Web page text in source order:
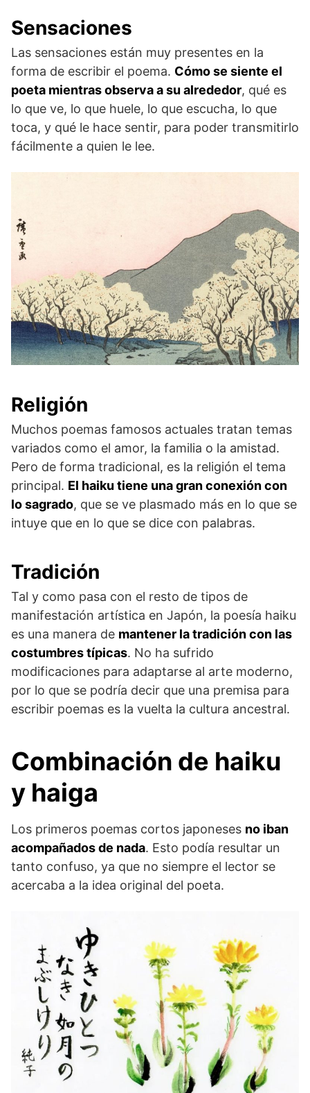
Sensaciones
Las sensaciones están muy presentes en la
forma de escribir el poema. Cómo se siente el
poeta mientras observa a su alrededor, qué es
lo que ve, lo que huele, lo que escucha, lo que
toca, y qué le hace sentir, para poder transmitirlo
fácilmente a quien le lee.
Religión
Muchos poemas famosos actuales tratan temas
variados como el amor, la familia o la amistad.
Pero de forma tradicional, es la religión el tema
principal. El haiku tiene una gran conexión con
lo sagrado, que se ve plasmado más en lo que se
intuye que en lo que se dice con palabras.
Tradición
Tal y como pasa con el resto de tipos de
manifestación artística en Japón, la poesía haiku
es una manera de mantener la tradición con las
costumbres típicas. No ha sufrido
modificaciones para adaptarse al arte moderno,
por lo que se podría decir que una premisa para
escribir poemas es la vuelta la cultura ancestral.
Combinación de haiku
y haiga
Los primeros poemas cortos japoneses no iban
acompañados de nada. Esto podía resultar un
tanto confuso, ya que no siempre el lector se
acercaba a la idea original del poeta.